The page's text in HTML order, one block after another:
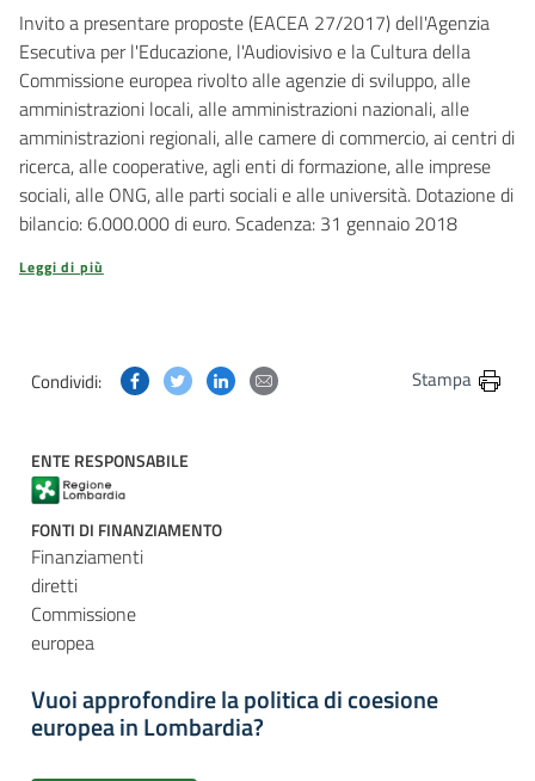
Invito a presentare proposte (EACEA 27/2017) dell'Agenzia
Esecutiva per l'Educazione, l'Audiovisivo e la Cultura della
Commissione europea rivolto alle agenzie di sviluppo, alle
amministrazioni locali, alle amministrazioni nazionali, alle
amministrazioni regionali, alle camere di commercio, ai centri di
ricerca, alle cooperative, agli enti di formazione, alle imprese
sociali, alle ONG, alle parti sociali e alle università. Dotazione di
bilancio: 6.000.000 di euro. Scadenza: 31 gennaio 2018
Leggi di più
Condividi: Condividi questa pagina su Facebook
Condividi questa pagina su Twitter
Condividi questa pagina su Linkedin
Condividi questa pagina via
Stampa
ENTE RESPONSABILE
FONTI DI FINANZIAMENTO
Finanziamenti
diretti
Commissione
europea
Vuoi approfondire la politica di coesione
europea in Lombardia?